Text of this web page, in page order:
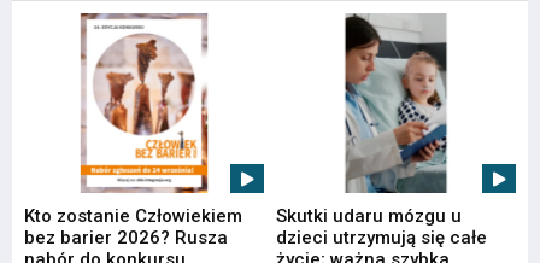
Kto zostanie Człowiekiem
bez barier 2026? Rusza
Skutki udaru mózgu u
dzieci utrzymują się całe